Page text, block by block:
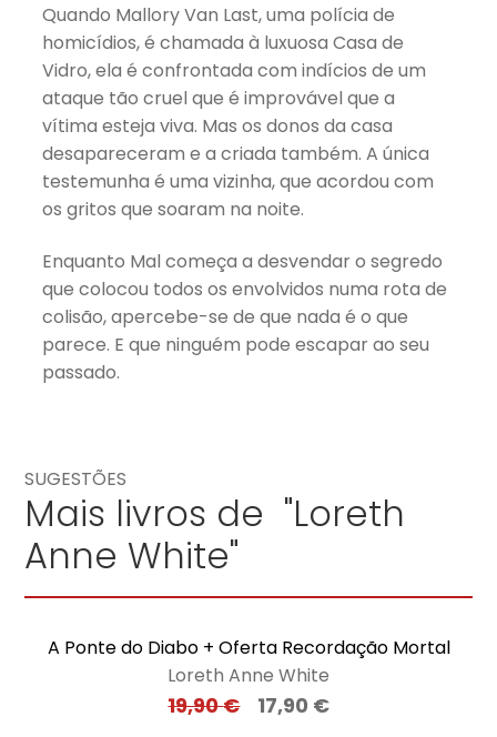
Quando Mallory Van Last, uma polícia de
homicídios, é chamada à luxuosa Casa de
Vidro, ela é confrontada com indícios de um
ataque tão cruel que é improvável que a
vítima esteja viva. Mas os donos da casa
desapareceram e a criada também. A única
testemunha é uma vizinha, que acordou com
os gritos que soaram na noite.
Enquanto Mal começa a desvendar o segredo
que colocou todos os envolvidos numa rota de
colisão, apercebe-se de que nada é o que
parece. E que ninguém pode escapar ao seu
passado.
SUGESTÕES
Mais livros de "Loreth
Anne White"
A Ponte do Diabo + Oferta Recordação Mortal
Loreth Anne White
19,90€ 17,90 €